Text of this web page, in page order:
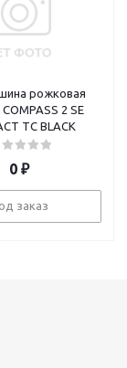
рожковая
2 SE
TC BLACK
0₽
заказ